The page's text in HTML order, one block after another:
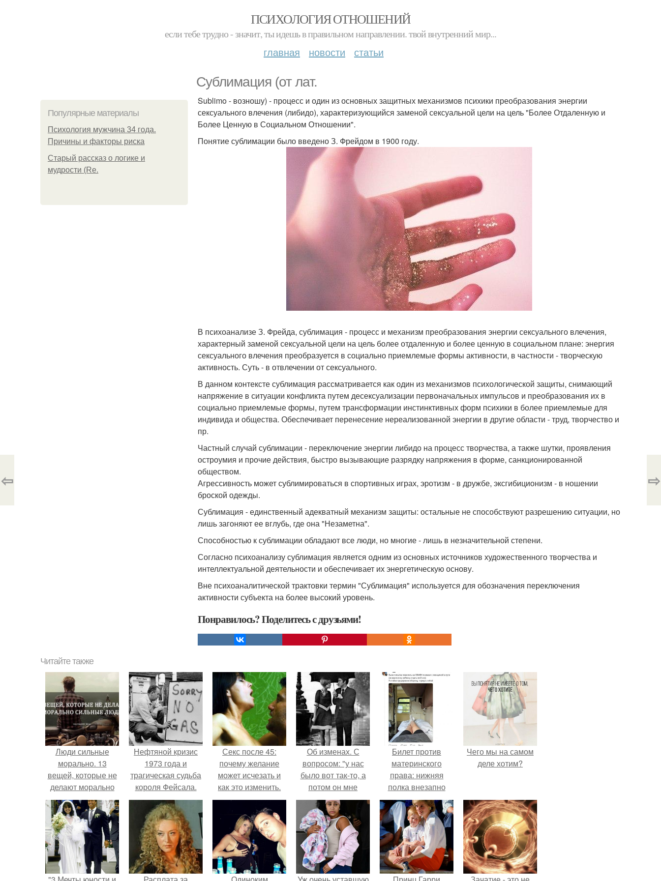
ПСИХОЛОГИЯ ОТНОШЕНИЙ
если тебе трудно - значит, ты идешь в правильном направлении. твой внутренний мир...
главная новости статьи
Сублимация (от лат.
Популярные материалы
Психология мужчина 34 года.
Причины и факторы риска
Старый рассказ о логике и
мудрости (Re.
Sublimo - возношу) - процесс и один из основных защитных механизмов психики преобразования энергии
сексуального влечения (либидо), характеризующийся заменой сексуальной цели на цель "Более Отдаленную и
Более Ценную в Социальном Отношении".
Понятие сублимации было введено З. Фрейдом в 1900 году.
В психоанализе З. Фрейда, сублимация - процесс и механизм преобразования энергии сексуального влечения,
характерный заменой сексуальной цели на цель более отдаленную и более ценную в социальном плане: энергия
сексуального влечения преобразуется в социально приемлемые формы активности, в частности - творческую
активность. Суть - в отвлечении от сексуального.
В данном контексте сублимация рассматривается как один из механизмов психологической защиты, снимающий
напряжение в ситуации конфликта путем десексуализации первоначальных импульсов и преобразования их в
социально приемлемые формы, путем трансформации инстинктивных форм психики в более приемлемые для
индивида и общества. Обеспечивает перенесение нереализованной энергии в другие области - труд, творчество и
пр.
Частный случай сублимации - переключение энергии либидо на процесс творчества, а также шутки, проявления
остроумия и прочие действия, быстро вызывающие разрядку напряжения в форме, санкционированной
обществом.
Агрессивность может сублимироваться в спортивных играх, эротизм - в дружбе, эксгибиционизм - в ношении
броской одежды.
Сублимация - единственный адекватный механизм защиты: остальные не способствуют разрешению ситуации, но
лишь загоняют ее вглубь, где она "Незаметна".
Способностью к сублимации обладают все люди, но многие - лишь в незначительной степени.
Согласно психоанализу сублимация является одним из основных источников художественного творчества и
интеллектуальной деятельности и обеспечивает их энергетическую основу.
Вне психоаналитической трактовки термин "Сублимация" используется для обозначения переключения
активности субъекта на более высокий уровень.
Понравилось? Поделитесь с друзьями!
⇦ ⇨
Читайте также
Люди сильные
морально. 13
вещей, которые не
делают морально
сильные люди
Нефтяной кризис
1973 года и
трагическая судьба
короля Фейсала.
Секс после 45:
почему желание
может исчезать и
как это изменить.
Об изменах. С
вопросом: "у нас
было вот так-то, а
потом он мне
изменил, она мне
изменила.
Билет против
материнского
права: нижняя
полка внезапно
нашла законного
владельца.
Чего мы на самом
деле хотим?